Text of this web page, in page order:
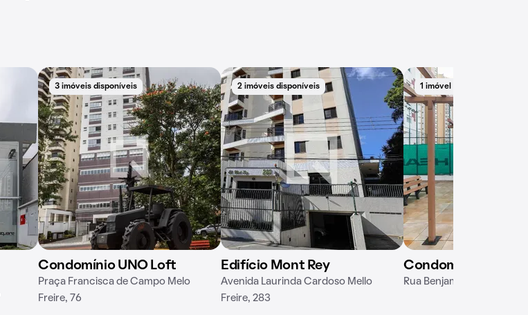
3 imóveis disponíveis
Condomínio UNO Loft
Praça Francisca de Campo Melo
Freire, 76
2 imóveis disponíveis
Edifício Mont Rey
Avenida Laurinda Cardoso Mello
Freire, 283
1 imóvel disponível
Condomínio Omni
Rua Benjamim Rodrigues